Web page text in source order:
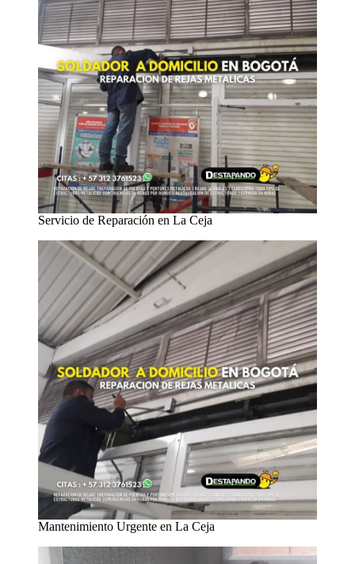
Servicio de Reparación en La Ceja
Mantenimiento Urgente en La Ceja